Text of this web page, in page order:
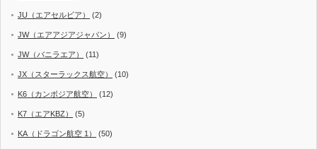
JU（エアセルビア） (2)
JW（エアアジアジャパン） (9)
JW（バニラエア） (11)
JX（スターラックス航空） (10)
K6（カンボジア航空） (12)
K7（エアKBZ） (5)
KA（ドラゴン航空 1） (50)